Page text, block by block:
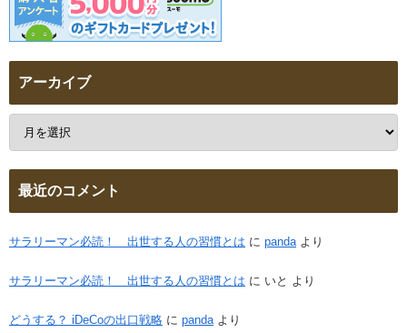
アーカイブ
最近のコメント
サラリーマン必読！ 出世する人の習慣とは に pandaより
サラリーマン必読！ 出世する人の習慣とは に いと より
どうする？ iDeCoの出口戦略 に pandaより